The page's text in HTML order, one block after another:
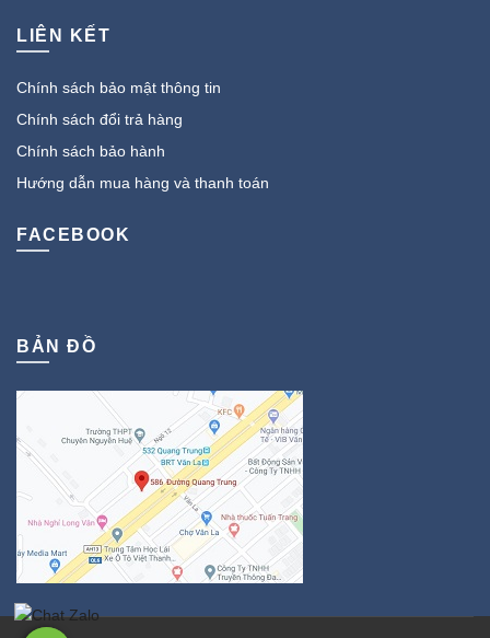
LIÊN KẾT
Chính sách bảo mật thông tin
Chính sách đổi trả hàng
Chính sách bảo hành
Hướng dẫn mua hàng và thanh toán
FACEBOOK
BẢN ĐỒ